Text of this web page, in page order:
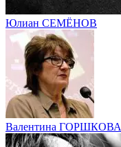
Юлиан СЕМЁНОВ
Валентина ГОРШКОВА